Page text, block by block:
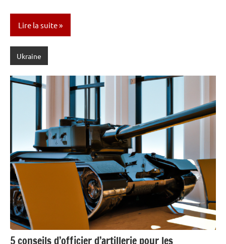
Lire la suite
Ukraine
5 conseils d’officier d’artillerie pour les